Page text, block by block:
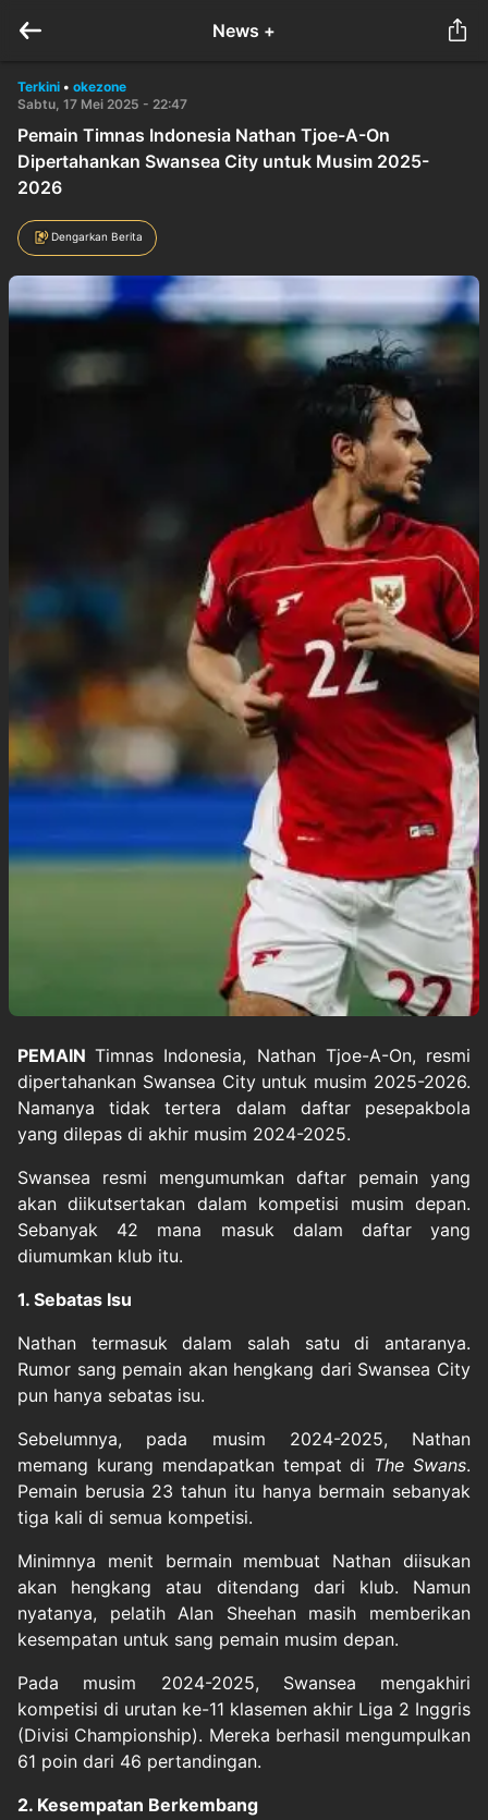
News +
Terkini • okezone
Sabtu, 17 Mei 2025 - 22:47
Pemain Timnas Indonesia Nathan Tjoe-A-On
Dipertahankan Swansea City untuk Musim 2025-
2026
Dengarkan Berita
PEMAINTimnas Indonesia, Nathan Tjoe-A-On, resmi
dipertahankan Swansea City untuk musim 2025-2026.
Namanya tidak tertera dalam daftar pesepakbola
yang dilepas di akhir musim 2024-2025.
Swansea resmi mengumumkan daftar pemain yang
akan diikutsertakan dalam kompetisi musim depan.
Sebanyak 42 mana masuk dalam daftar yang
diumumkan klub itu.
1. Sebatas Isu
Nathan termasuk dalam salah satu di antaranya.
Rumor sang pemain akan hengkang dari Swansea City
pun hanya sebatas isu.
Sebelumnya, pada musim 2024-2025, Nathan
memang kurang mendapatkan tempat di The Swans.
Pemain berusia 23 tahun itu hanya bermain sebanyak
tiga kali di semua kompetisi.
Minimnya menit bermain membuat Nathan diisukan
akan hengkang atau ditendang dari klub. Namun
nyatanya, pelatih Alan Sheehan masih memberikan
kesempatan untuk sang pemain musim depan.
Pada musim 2024-2025, Swansea mengakhiri
kompetisi di urutan ke-11 klasemen akhir Liga 2 Inggris
(Divisi Championship). Mereka berhasil mengumpulkan
61 poin dari 46 pertandingan.
2. Kesempatan Berkembang